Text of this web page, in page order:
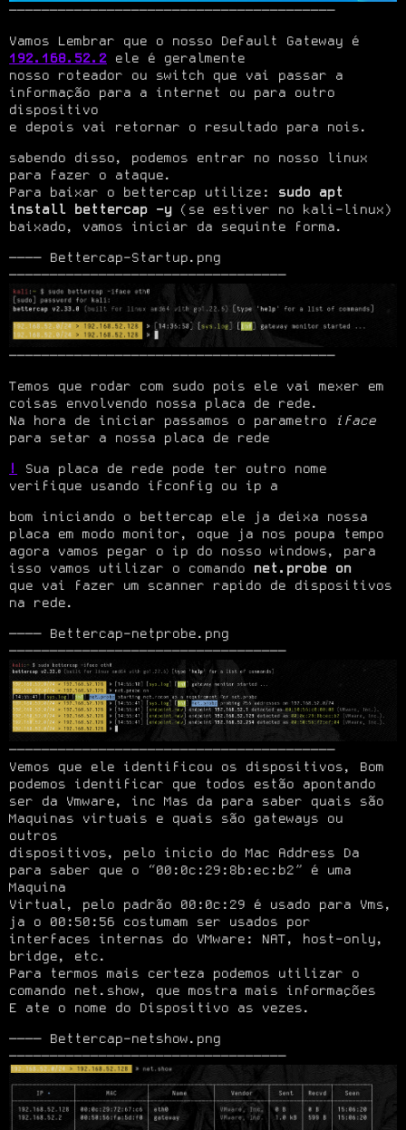
────────────────────────────────────────
192.168.52.2 ele é geralmente
nosso roteador ou switch que vai passar a
informação para a internet ou para outro
dispositivo
e depois vai retornar o resultado para nois.
sabendo disso, podemos entrar no nosso linux
para fazer o ataque.
Para baixar o bettercap utilize: sudo apt
install bettercap -y (se estiver no kali-linux)
baixado, vamos iniciar da sequinte forma.
──── Bettercap-Startup.png
────────────────────────────────────────
Temos que rodar com sudo pois ele vai mexer em
coisas envolvendo nossa placa de rede.
Na hora de iniciar passamos o parametro
iface
para setar a nossa placa de rede
!
Sua placa de rede pode ter outro nome
verifique usando ifconfig ou ip a
bom iniciando o bettercap ele ja deixa nossa
placa em modo monitor, oque ja nos poupa tempo
agora vamos pegar o ip do nosso windows, para
isso vamos utilizar o comando net.probe on
que vai fazer um scanner rapido de dispositivos
na rede.
──── Bettercap-netprobe.png
────────────────────────────────────────
Vemos que ele identificou os dispositivos, Bom
podemos identificar que todos estão apontando
ser da Vmware, inc Mas da para saber quais são
Maquinas virtuais e quais são gateways ou
outros
dispositivos, pelo inicio do Mac Address Da
para saber que o “00:0c:29:8b:ec:b2” é uma
Maquina
Virtual, pelo padrão 00:0c:29 é usado para Vms,
ja o 00:50:56 costumam ser usados por
interfaces internas do VMware: NAT, host-only,
bridge, etc.
Para termos mais certeza podemos utilizar o
comando net.show, que mostra mais informações
E ate o nome do Dispositivo as vezes.
──── Bettercap-netshow.png